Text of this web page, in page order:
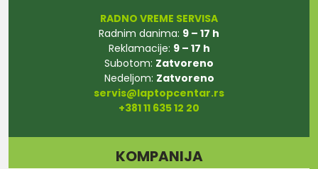
RADNO VREME SERVISA
Radnim danima: 9 – 17 h
Reklamacije: 9 – 17 h
Subotom: Zatvoreno
Nedeljom: Zatvoreno
servis@laptopcentar.rs
+381 11 635 12 20
KOMPANIJA